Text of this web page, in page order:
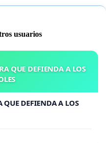
usuarios
QUE DEFIENDA A LOS
QUE DEFIENDA A LOS